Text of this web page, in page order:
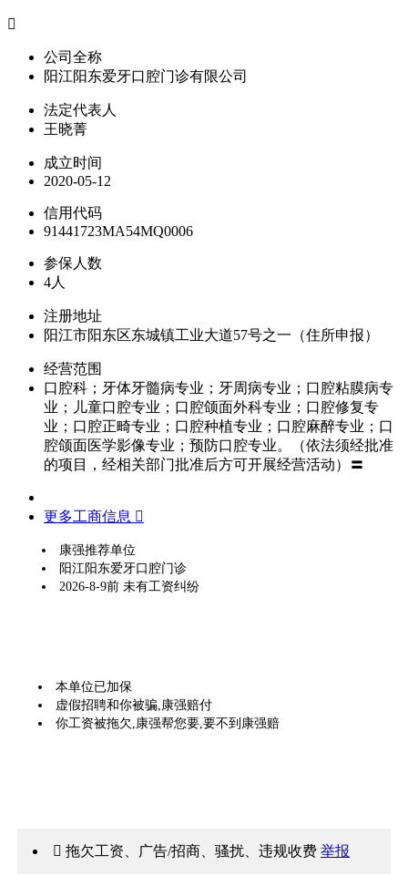

公司全称
阳江阳东爱牙口腔门诊有限公司
法定代表人
王晓菁
成立时间
2020-05-12
信用代码
91441723MA54MQ0006
参保人数
4人
注册地址
阳江市阳东区东城镇工业大道57号之一（住所申报）
经营范围
口腔科；牙体牙髓病专业；牙周病专业；口腔粘膜病专
业；儿童口腔专业；口腔颌面外科专业；口腔修复专
业；口腔正畸专业；口腔种植专业；口腔麻醉专业；口
腔颌面医学影像专业；预防口腔专业。（依法须经批准
的项目，经相关部门批准后方可开展经营活动）〓
更多工商信息 
康强推荐单位
阳江阳东爱牙口腔门诊
2026-8-9前 未有工资纠纷
本单位已加保
虚假招聘和你被骗,康强赔付
你工资被拖欠,康强帮您要,要不到康强赔
 拖欠工资、广告/招商、骚扰、违规收费举报